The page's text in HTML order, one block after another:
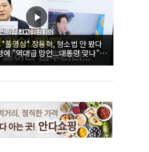
영상* 장동혁, 형소법 안 봤다
에 "역대급 망언...대통령 맞나"｜
의힘 최고위원회의